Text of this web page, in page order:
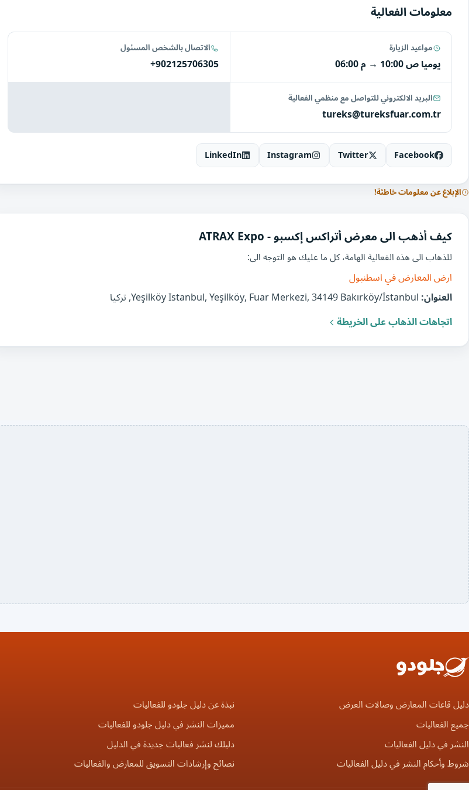
معلومات الفعالية
مواعيد الزيارة
يوميا10:00 ص → 06:00 م
الاتصال بالشخص المسئول
+902125706305
البريد الالكتروني للتواصل مع منظمي الفعالية
tureks@tureksfuar.com.tr
Facebook
Twitter
Instagram
LinkedIn
الإبلاغ عن معلومات خاطئة!
كيف أذهب الى معرض أتراكس إكسبو - ATRAX Expo
للذهاب الى هذه الفعالية الهامة، كل ما عليك هو التوجه الى:
ارض المعارض في اسطنبول
العنوان:
اتجاهات الذهاب على الخريطة
دليل قاعات المعارض وصالات العرض
جميع الفعاليات
النشر في دليل الفعاليات
شروط وأحكام النشر في دليل الفعاليات
نبذة عن دليل جلودو للفعاليات
مميزات النشر في دليل جلودو للفعاليات
دليلك لنشر فعاليات جديدة في الدليل
نصائح وإرشادات التسويق للمعارض والفعاليات